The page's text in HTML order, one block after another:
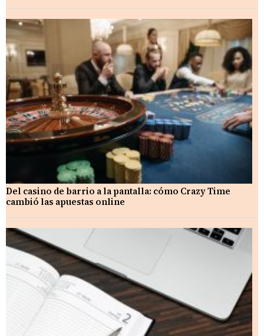
Del casino de barrio a la pantalla: cómo Crazy Time
cambió las apuestas online